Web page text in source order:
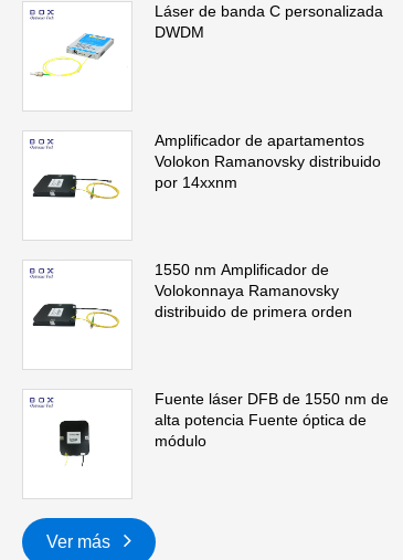
Láser de banda C personalizada
DWDM
Amplificador de apartamentos
Volokon Ramanovsky distribuido
por 14xxnm
1550 nm Amplificador de
Volokonnaya Ramanovsky
distribuido de primera orden
Fuente láser DFB de 1550 nm de
alta potencia Fuente óptica de
módulo
Ver más